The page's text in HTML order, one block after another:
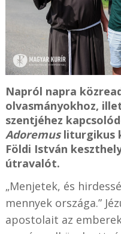
Napról napra
olvasmányokhoz,
szentjéhez
Adoremusliturgikus
Földi István
útravalót.
„Menjetek, és
mennyek országa.”
apostolait az